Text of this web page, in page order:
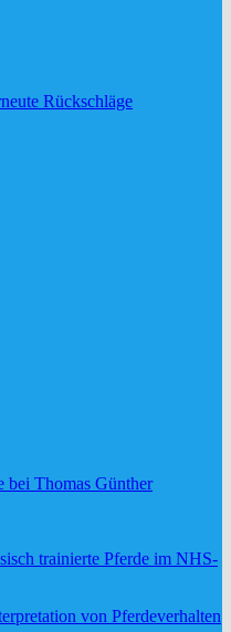
Rückschläge
bei Thomas Günther
trainierte Pferde im NHS-
von Pferdeverhalten